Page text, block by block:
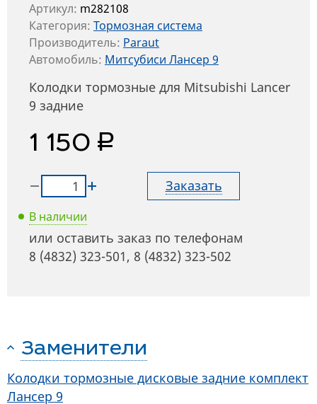
Артикул: m282108
Категория: Тормозная система
Производитель: Paraut
Автомобиль: Митсубиси Лансер 9
Колодки тормозные для Mitsubishi Lancer
9 задние
1 150 руб.
Заказать
В наличии
или оставить заказ по телефонам
8 (4832) 323-501, 8 (4832) 323-502
Заменители
Колодки тормозные дисковые задние комплект
Лансер 9